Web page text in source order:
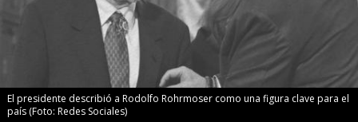
El presidente describió a Rodolfo Rohrmoser como una figura clave para el
país (Foto: Redes Sociales)